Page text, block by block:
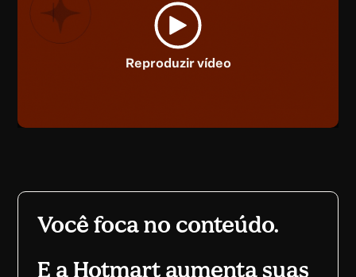
Reproduzir vídeo
Você foca no conteúdo.
E a Hotmart aumenta suas